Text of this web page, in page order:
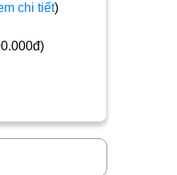
chi tiết)